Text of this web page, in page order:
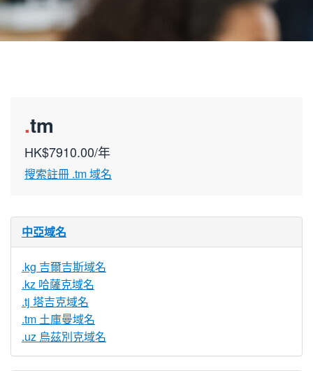
.tm
HK$7910.00/年
搜索註冊 .tm 域名
中亞域名
.kg 吉爾吉斯域名
.kz 哈薩克域名
.tj 塔吉克域名
.tm 土庫曼域名
.uz 烏茲別克域名